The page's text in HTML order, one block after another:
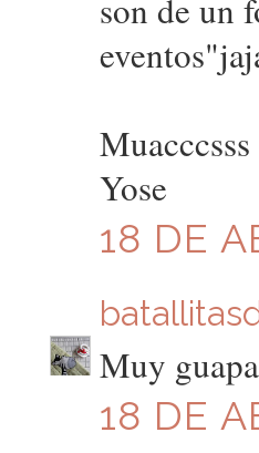
son de un
Muacccsss
Yose
18 DE
Muy
18 DE